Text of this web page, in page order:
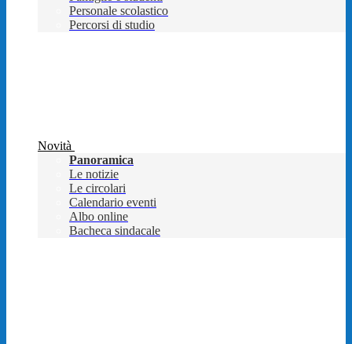
Personale scolastico
Percorsi di studio
Novità
Panoramica
Le notizie
Le circolari
Calendario eventi
Albo online
Bacheca sindacale